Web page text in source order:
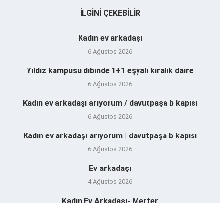
İLGINI ÇEKEBILIR
Kadın ev arkadaşı
6 Ağustos 2026
Yıldız kampüsü dibinde 1+1 eşyalı kiralık daire
6 Ağustos 2026
Kadın ev arkadaşı arıyorum / davutpaşa b kapısı
6 Ağustos 2026
Kadın ev arkadaşı arıyorum | davutpaşa b kapısı
6 Ağustos 2026
Ev arkadaşı
4 Ağustos 2026
Kadın Ev Arkadaşı- Merter